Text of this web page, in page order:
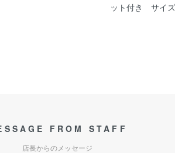
ット付き サイ
FROM STAFF
店長からのメッセージ